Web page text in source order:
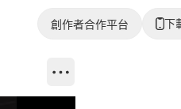
創作者合作平台 下